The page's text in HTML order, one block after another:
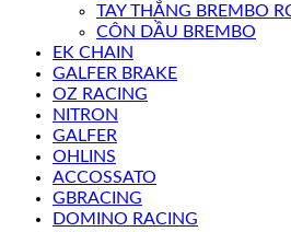
TAY THẮNG BREMBO
CÔN DẦU BREMBO
EK CHAIN
GALFER BRAKE
OZ RACING
NITRON
GALFER
OHLINS
ACCOSSATO
GBRACING
DOMINO RACING